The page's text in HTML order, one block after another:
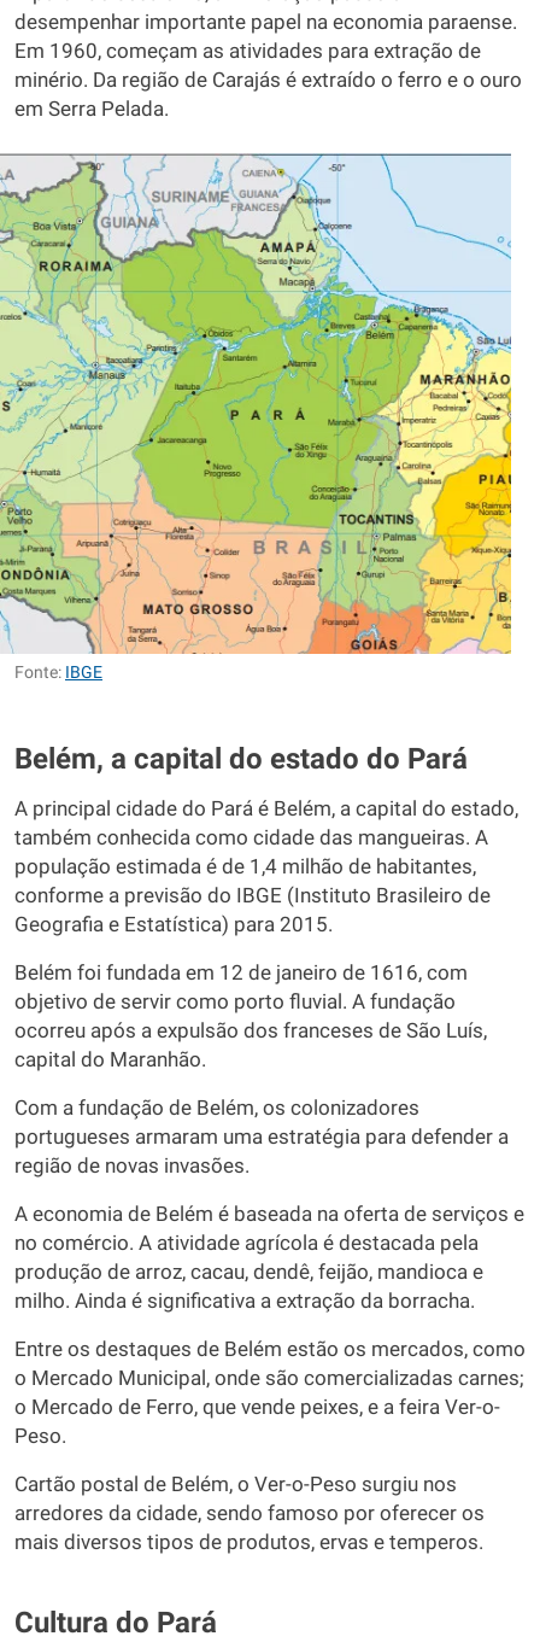
desempenhar importante papel na economia paraense.
Em 1960, começam as atividades para extração de
minério. Da região de Carajás é extraído o ferro e o ouro
em Serra Pelada.
Fonte: IBGE
Belém, a capital do estado do Pará
A principal cidade do Pará é Belém, a capital do estado,
também conhecida como cidade das mangueiras. A
população estimada é de 1,4 milhão de habitantes,
conforme a previsão do IBGE (Instituto Brasileiro de
Geografia e Estatística) para 2015.
Belém foi fundada em 12 de janeiro de 1616, com
objetivo de servir como porto fluvial. A fundação
ocorreu após a expulsão dos franceses de São Luís,
capital do Maranhão.
Com a fundação de Belém, os colonizadores
portugueses armaram uma estratégia para defender a
região de novas invasões.
A economia de Belém é baseada na oferta de serviços e
no comércio. A atividade agrícola é destacada pela
produção de arroz, cacau, dendê, feijão, mandioca e
milho. Ainda é significativa a extração da borracha.
Entre os destaques de Belém estão os mercados, como
o Mercado Municipal, onde são comercializadas carnes;
o Mercado de Ferro, que vende peixes, e a feira Ver-o-
Peso.
Cartão postal de Belém, o Ver-o-Peso surgiu nos
arredores da cidade, sendo famoso por oferecer os
mais diversos tipos de produtos, ervas e temperos.
Cultura do Pará